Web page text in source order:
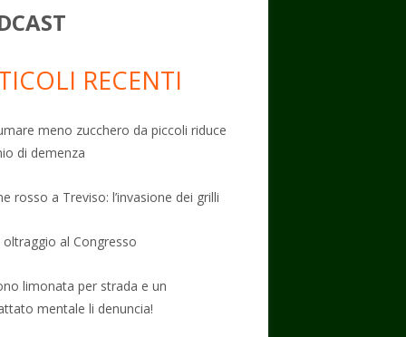
RECENTI
meno zucchero da piccoli riduce
di demenza
rosso a Treviso: l’invasione dei grilli
oltraggio al Congresso
limonata per strada e un
mentale li denuncia!